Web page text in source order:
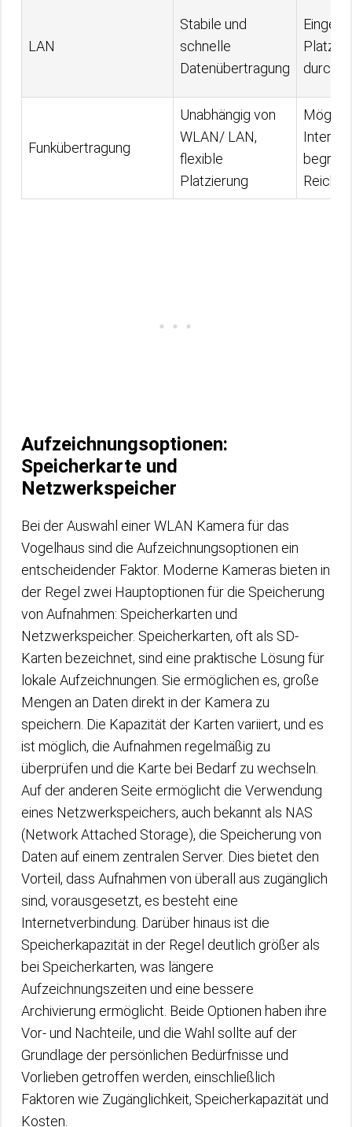
LAN
Stabile und
schnelle
Datenübertragung
durch
Funkübertragung
Unabhängig von
WLAN/ LAN,
flexible
Platzierung
Aufzeichnungsoptionen:
Speicherkarte und
Netzwerkspeicher
Bei der Auswahl einer WLAN Kamera für das
Vogelhaus sind die Aufzeichnungsoptionen ein
entscheidender Faktor. Moderne Kameras bieten in
der Regel zwei Hauptoptionen für die Speicherung
von Aufnahmen: Speicherkarten und
Netzwerkspeicher. Speicherkarten, oft als SD-
Karten bezeichnet, sind eine praktische Lösung für
lokale Aufzeichnungen. Sie ermöglichen es, große
Mengen an Daten direkt in der Kamera zu
speichern. Die Kapazität der Karten variiert, und es
ist möglich, die Aufnahmen regelmäßig zu
überprüfen und die Karte bei Bedarf zu wechseln.
Auf der anderen Seite ermöglicht die Verwendung
eines Netzwerkspeichers, auch bekannt als NAS
(Network Attached Storage), die Speicherung von
Daten auf einem zentralen Server. Dies bietet den
Vorteil, dass Aufnahmen von überall aus zugänglich
sind, vorausgesetzt, es besteht eine
Internetverbindung. Darüber hinaus ist die
Speicherkapazität in der Regel deutlich größer als
bei Speicherkarten, was längere
Aufzeichnungszeiten und eine bessere
Archivierung ermöglicht. Beide Optionen haben ihre
Vor- und Nachteile, und die Wahl sollte auf der
Grundlage der persönlichen Bedürfnisse und
Vorlieben getroffen werden, einschließlich
Faktoren wie Zugänglichkeit, Speicherkapazität und
Kosten.